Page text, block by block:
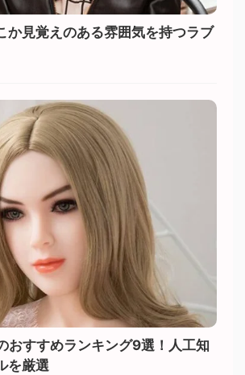
か見覚えのある雰囲気を持つラブ
おすすめランキング9選！人工知
を厳選